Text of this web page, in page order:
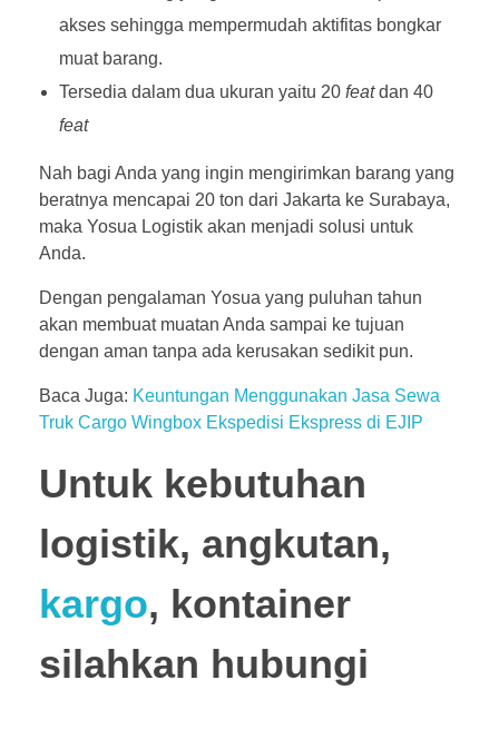
akses sehingga mempermudah aktifitas bongkar
muat barang.
Tersedia dalam dua ukuran yaitu 20 featdan 40
feat
Nah bagi Anda yang ingin mengirimkan barang yang
beratnya mencapai 20 ton dari Jakarta ke Surabaya,
maka Yosua Logistik akan menjadi solusi untuk
Anda.
Dengan pengalaman Yosua yang puluhan tahun
akan membuat muatan Anda sampai ke tujuan
dengan aman tanpa ada kerusakan sedikit pun.
Baca Juga: Keuntungan Menggunakan Jasa Sewa
Truk Cargo Wingbox Ekspedisi Ekspress di EJIP
Untuk kebutuhan
logistik, angkutan,
kargo, kontainer
silahkan hubungi